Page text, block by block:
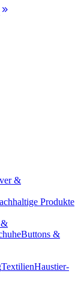
&
Produkte
&
Buttons &
TextilienHaustier-